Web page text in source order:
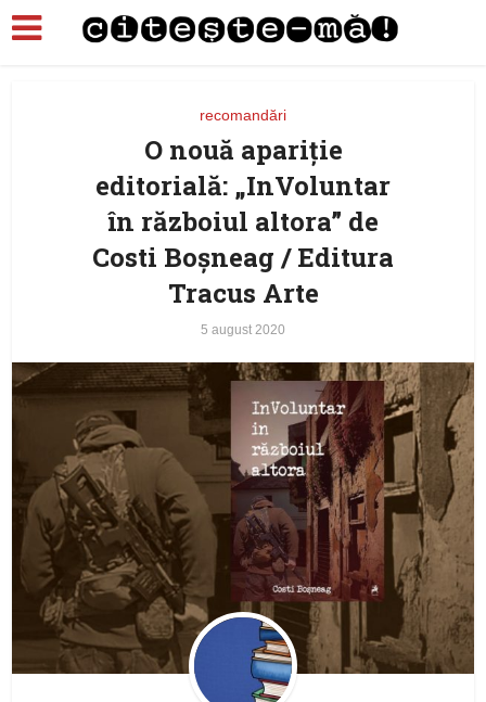
recomandări
O nouă apariție
editorială: „InVoluntar
în războiul altora” de
Costi Boșneag / Editura
Tracus Arte
5 august 2020